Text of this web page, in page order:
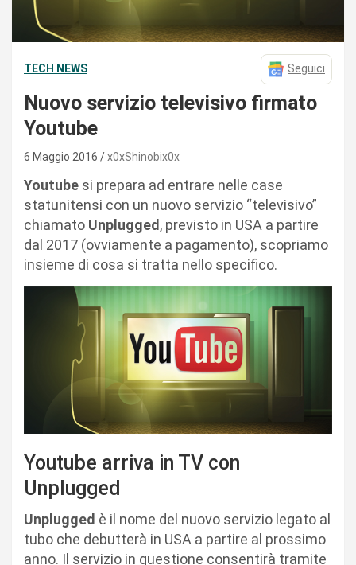
TECH NEWS Seguici
Nuovo servizio televisivo firmato
Youtube
6 Maggio 2016 x0xShinobix0x
Youtube si prepara ad entrare nelle case
statunitensi con un nuovo servizio “televisivo”
chiamato Unplugged, previsto in USA a partire
dal 2017 (ovviamente a pagamento), scopriamo
insieme di cosa si tratta nello specifico.
Youtube arriva in TV con
Unplugged
Unplugged è il nome del nuovo servizio legato al
tubo che debutterà in USA a partire al prossimo
anno. Il servizio in questione consentirà tramite